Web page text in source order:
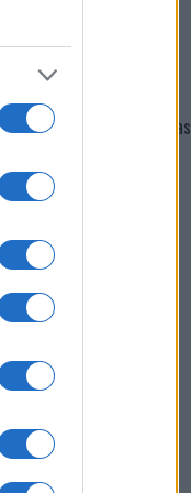
Giovannimaria Cabras